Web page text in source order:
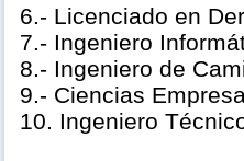
6.- Licenciado en
7.- Ingeniero
8.- Ingeniero de
9.- Ciencias
10. Ingeniero